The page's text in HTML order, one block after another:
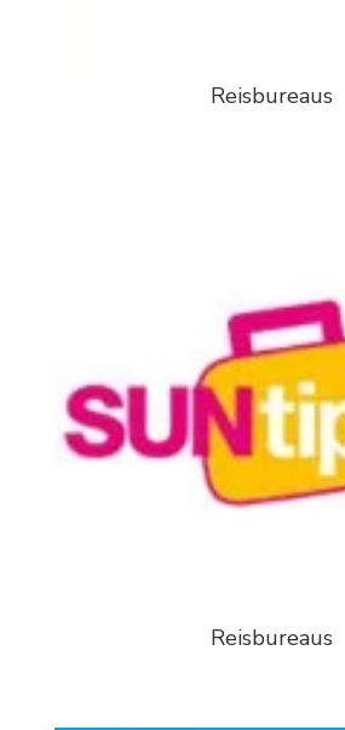
Reisbureaus
Reisbureaus